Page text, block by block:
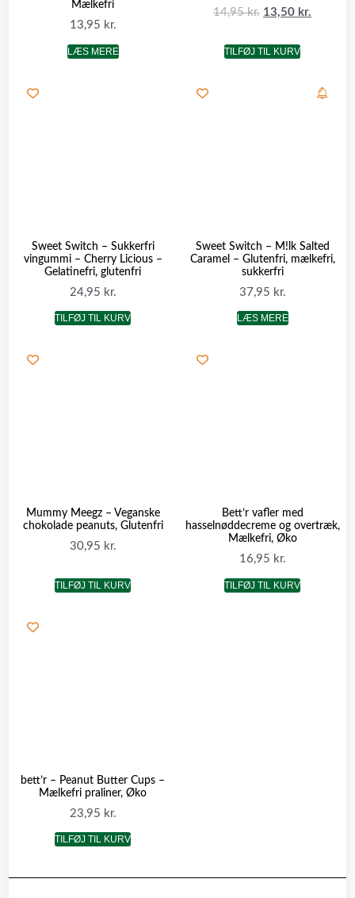
Mælkefri
13,95 kr.
LÆS MERE
14,95kr. 13,50 kr.
TILFØJ TIL KURV
Sweet Switch – Sukkerfri
vingummi – Cherry Licious –
Gelatinefri, glutenfri
24,95 kr.
TILFØJ TIL KURV
Sweet Switch – M!lk Salted
Caramel – Glutenfri, mælkefri,
sukkerfri
37,95 kr.
LÆS MERE
Mummy Meegz – Veganske
chokolade peanuts, Glutenfri
30,95 kr.
TILFØJ TIL KURV
Bett’r vafler med
hasselnøddecreme og overtræk,
Mælkefri, Øko
16,95 kr.
TILFØJ TIL KURV
bett’r – Peanut Butter Cups –
Mælkefri praliner, Øko
23,95 kr.
TILFØJ TIL KURV